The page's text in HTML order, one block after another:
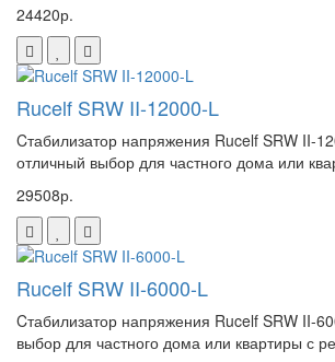
24420р.
Rucelf SRW II-12000-L
Cтабилизатор напряжения Rucelf SRW II-
отличный выбор для частного дома или
29508р.
Rucelf SRW II-6000-L
Cтабилизатор напряжения Rucelf SRW II-
выбор для частного дома или квартиры с